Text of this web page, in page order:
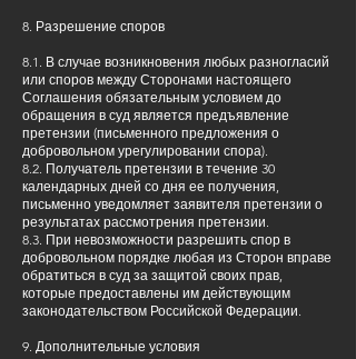
8. Разрешение споров
8.1. В случае возникновения любых разногласий
или споров между Сторонами настоящего
Соглашения обязательным условием до
обращения в суд является предъявление
претензии (письменного предложения о
добровольном урегулировании спора).
8.2. Получатель претензии в течение 30
календарных дней со дня ее получения,
письменно уведомляет заявителя претензии о
результатах рассмотрения претензии.
8.3. При невозможности разрешить спор в
добровольном порядке любая из Сторон вправе
обратиться в суд за защитой своих прав,
которые предоставлены им действующим
законодательством Российской Федерации.
9. Дополнительные условия